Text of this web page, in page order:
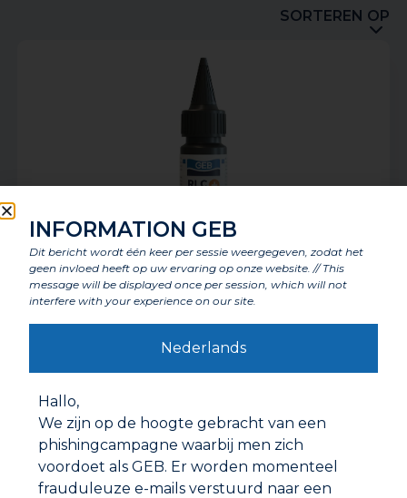
SORTEREN OP
Nieuw ! RLC +
INFORMATION GEB
Dit bericht wordt één keer per sessie weergegeven, zodat het
geen invloed heeft op uw ervaring op onze website. // This
message will be displayed once per session, which will not
interfere with your experience on our site.
Nederlands
Hallo,
We zijn op de hoogte gebracht van een
phishingcampagne waarbij men zich
voordoet als GEB. Er worden momenteel
frauduleuze e-mails verstuurd naar een